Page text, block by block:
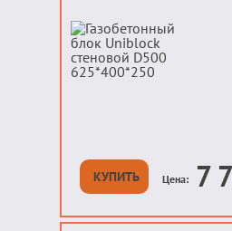
КУПИТЬ Цена: 7